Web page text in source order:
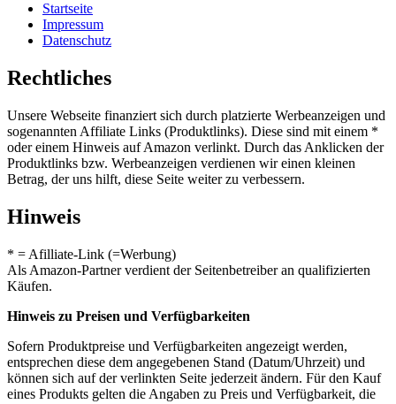
Startseite
Impressum
Datenschutz
Rechtliches
Unsere Webseite finanziert sich durch platzierte Werbeanzeigen und
sogenannten Affiliate Links (Produktlinks). Diese sind mit einem *
oder einem Hinweis auf Amazon verlinkt. Durch das Anklicken der
Produktlinks bzw. Werbeanzeigen verdienen wir einen kleinen
Betrag, der uns hilft, diese Seite weiter zu verbessern.
Hinweis
* = Afilliate-Link (=Werbung)
Als Amazon-Partner verdient der Seitenbetreiber an qualifizierten
Käufen.
Hinweis zu Preisen und Verfügbarkeiten
Sofern Produktpreise und Verfügbarkeiten angezeigt werden,
entsprechen diese dem angegebenen Stand (Datum/Uhrzeit) und
können sich auf der verlinkten Seite jederzeit ändern. Für den Kauf
eines Produkts gelten die Angaben zu Preis und Verfügbarkeit, die